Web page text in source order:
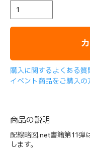
購入に関するよくある質
イベント商品をご購入
商品の説明
配線略図.net書籍第11弾
します。